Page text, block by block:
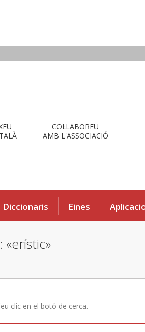
COL·LABOREU
AMB L'ASSOCIACIÓ
Diccionaris Eines
«erístic»
clic en el botó de cerca.